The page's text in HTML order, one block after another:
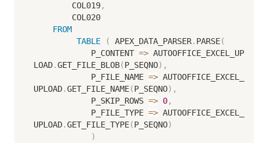
        COL019
,
FROM
TABLE
( APEX_DATA_PARSER. PARSE(
            P_CONTENT
=> AUTOOFFICE_EXCEL_UP
LOAD.GET_FILE_BLOB(P_SEQNO) ,
            P_FILE_NAME
=> AUTOOFFICE_EXCEL_
UPLOAD.GET_FILE_NAME(P_SEQNO) ,
            P_SKIP_ROWS
=> 0,
            P_FILE_TYPE
=> AUTOOFFICE_EXCEL_
UPLOAD.GET_FILE_TYPE(P_SEQNO)
)